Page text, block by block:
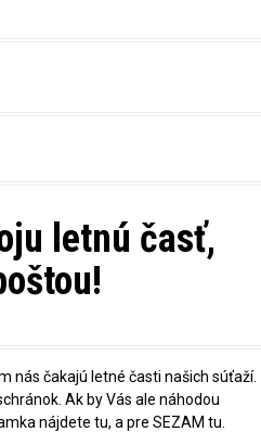
letnú časť,
nás čakajú letné časti našich súťaží.
Ak by Vás ale náhodou
nájdete tu, a pre SEZAM tu.